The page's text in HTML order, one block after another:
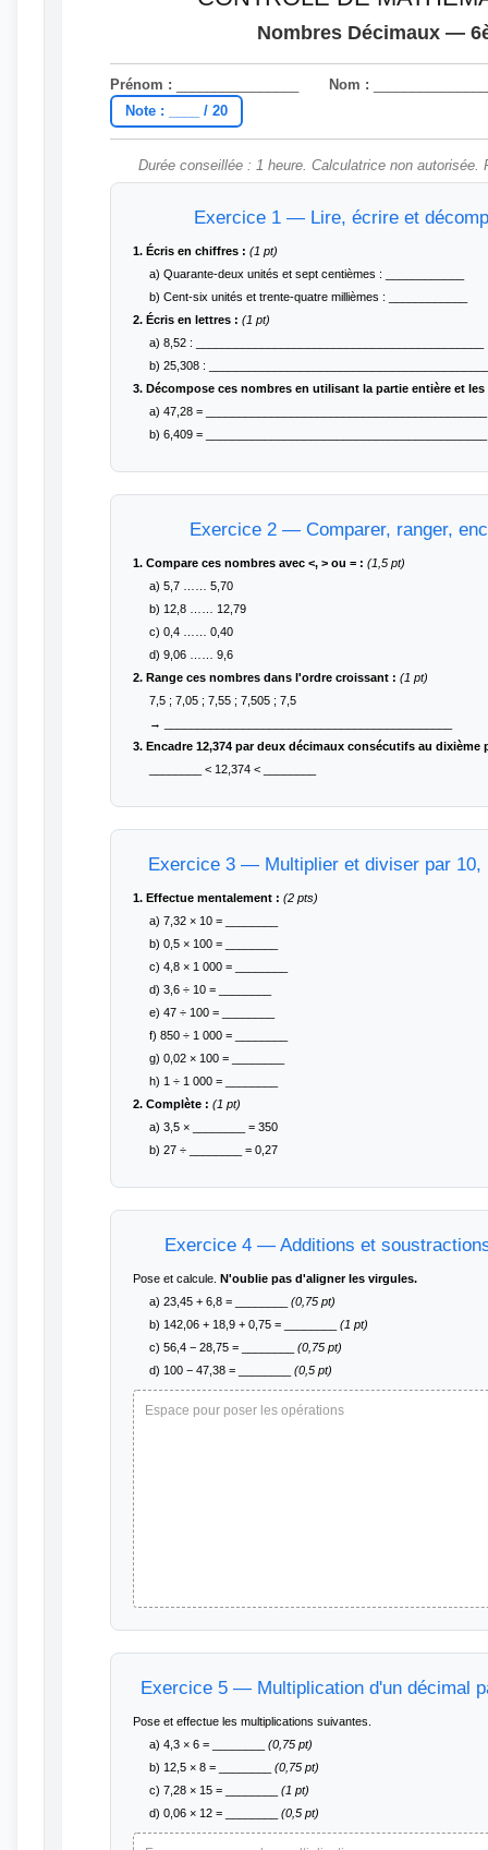
Nombres Décimaux —
Prénom : Nom :
Note : ____ / 20
Durée conseillée : 1 heure. Calculatrice non autorisée.
Exercice 1 — Lire, écrire et
1. Écris en chiffres : (1 pt)
a) Quarante-deux unités et sept centièmes : ____________
b) Cent-six unités et trente-quatre millièmes : ____________
2. Écris en lettres : (1 pt)
a) 8,52 : ____________________________________________
b) 25,308 :
3. Décompose ces nombres en utilisant la partie entière et
a) 47,28 = ___________________________________________
b) 6,409 = ___________________________________________
Exercice 2 — Comparer, ranger,
1. Compare ces nombres avec <, > ou = : (1,5 pt)
a) 5,7 …… 5,70
b) 12,8 …… 12,79
c) 0,4 …… 0,40
d) 9,06 …… 9,6
2. Range ces nombres dans l'ordre croissant : (1 pt)
7,5 ; 7,05 ; 7,55 ; 7,505 ; 7,5
→ ____________________________________________
3. Encadre 12,374 par deux décimaux consécutifs au dixième
________ < 12,374 < ________
Exercice 3 — Multiplier et diviser par 10,
1. Effectue mentalement : (2 pts)
a) 7,32 × 10 = ________
b) 0,5 × 100 = ________
c) 4,8 × 1 000 = ________
d) 3,6 ÷ 10 = ________
e) 47 ÷ 100 = ________
f) 850 ÷ 1 000 = ________
g) 0,02 × 100 = ________
h) 1 ÷ 1 000 = ________
2. Complète : (1 pt)
a) 3,5 × ________ = 350
b) 27 ÷ ________ = 0,27
Exercice 4 — Additions et
Pose et calcule. N'oublie pas d'aligner les virgules.
a) 23,45 + 6,8 = ________ (0,75 pt)
b) 142,06 + 18,9 + 0,75 = ________ (1 pt)
c) 56,4 − 28,75 = ________ (0,75 pt)
d) 100 − 47,38 = ________ (0,5 pt)
Espace pour poser les opérations
Exercice 5 — Multiplication d'un décimal
Pose et effectue les multiplications suivantes.
a) 4,3 × 6 = ________ (0,75 pt)
b) 12,5 × 8 = ________ (0,75 pt)
c) 7,28 × 15 = ________ (1 pt)
d) 0,06 × 12 = ________ (0,5 pt)